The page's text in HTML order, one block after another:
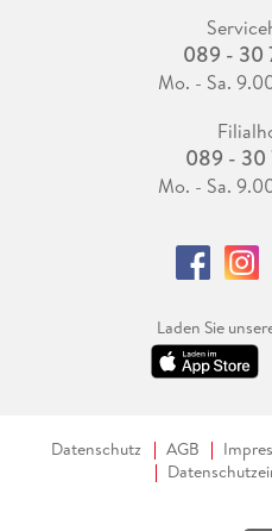
089 - 30
Mo. - Sa.
089 - 30
Mo. - Sa.
Laden Sie
Datenschutz AGB